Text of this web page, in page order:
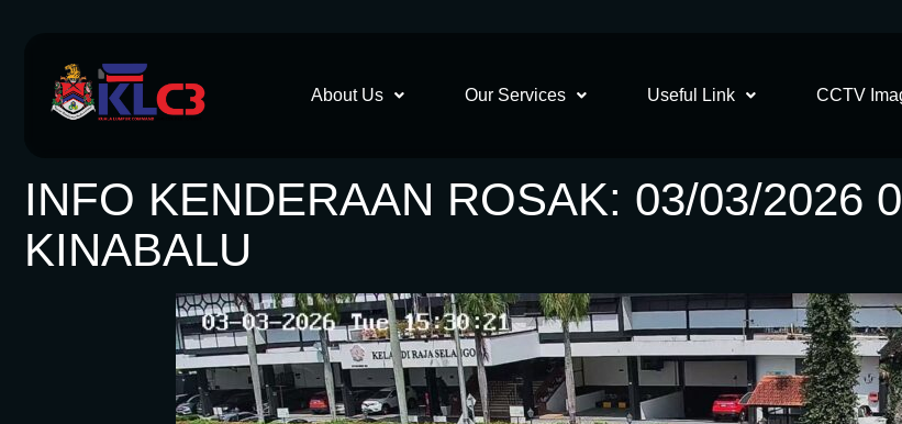
About Us Our Services Useful Link CCTV
INFO KENDERAAN ROSAK: 03/03/2026
KINABALU